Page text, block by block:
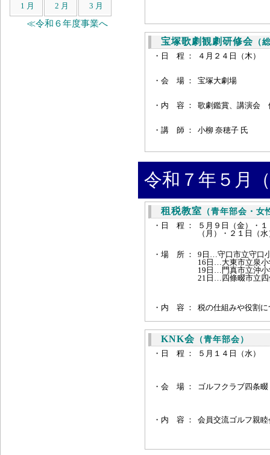
1 月
2 月
3 月
≪令和６年度事業へ
宝塚歌劇観劇研修会（
・日 程 ：
４月２４日（木）
・会 場 ： 宝塚大劇場
・ 内 容 ： 歌劇鑑賞、講演会
・ 講 師 ： 小柳 奈穂子 氏
令和７年５月
租税教室 （青年部会・女
・日 程 ：
５月９日（金）・
（月）・２１日（
・場 所 ：
9日…守口市立守口
16日…大東市立泉小
19日…門真市立沖小
21日…四條畷市立四
・内 容 ： 税の仕組みや役割
KNK会（青年部会）
・日 程 ：
５月１４日（水）
・会 場 ： ゴルフクラブ四条畷
・内 容 ： 会員交流ゴルフ親睦